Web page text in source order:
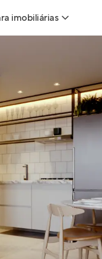
imobiliárias
Hub de imobiliárias
Anunciar imóveis